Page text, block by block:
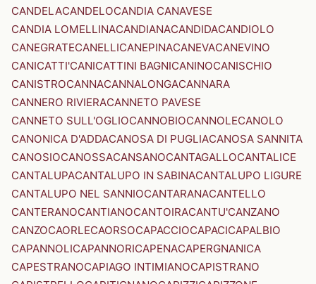
CANDELACANDELOCANDIA CANAVESE
CANDIA LOMELLINACANDIANACANDIDACANDIOLO
CANEGRATECANELLICANEPINACANEVACANEVINO
CANICATTI'CANICATTINI BAGNICANINOCANISCHIO
CANISTROCANNACANNALONGACANNARA
CANNERO RIVIERACANNETO PAVESE
CANNETO SULL'OGLIOCANNOBIOCANNOLECANOLO
CANONICA D'ADDACANOSA DI PUGLIACANOSA SANNITA
CANOSIOCANOSSACANSANOCANTAGALLOCANTALICE
CANTALUPACANTALUPO IN SABINACANTALUPO LIGURE
CANTALUPO NEL SANNIOCANTARANACANTELLO
CANTERANOCANTIANOCANTOIRACANTU'CANZANO
CANZOCAORLECAORSOCAPACCIOCAPACICAPALBIO
CAPANNOLICAPANNORICAPENACAPERGNANICA
CAPESTRANOCAPIAGO INTIMIANOCAPISTRANO